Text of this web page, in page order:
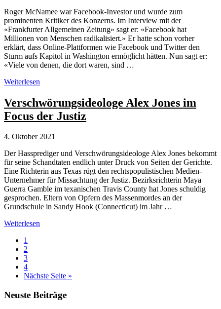
Roger McNamee war Facebook-Investor und wurde zum
prominenten Kritiker des Konzerns. Im Interview mit der
«Frankfurter Allgemeinen Zeitung» sagt er: «Facebook hat
Millionen von Menschen radikalisiert.» Er hatte schon vorher
erklärt, dass Online-Plattformen wie Facebook und Twitter den
Sturm aufs Kapitol in Washington ermöglicht hätten. Nun sagt er:
«Viele von denen, die dort waren, sind …
Facebook
Verbreiter
von
Verschwörungstheorien
der
Weiterlesen
Verschwörungsideologe Alex Jones im
Focus der Justiz
4. Oktober 2021
Der Hassprediger und Verschwörungsideologe Alex Jones bekommt
für seine Schandtaten endlich unter Druck von Seiten der Gerichte.
Eine Richterin aus Texas rügt den rechtspopulistischen Medien-
Unternehmer für Missachtung der Justiz. Bezirksrichterin Maya
Guerra Gamble im texanischen Travis County hat Jones schuldig
gesprochen. Eltern von Opfern des Massenmordes an der
Grundschule in Sandy Hook (Connecticut) im Jahr …
Verschwörungsideologe
Jones
Focus
Justiz
Weiterlesen
Seite
1
Seite
2
Seite
3
Seite
4
Nächste Seite aufrufen
»
Seitenspalte
Neuste Beiträge